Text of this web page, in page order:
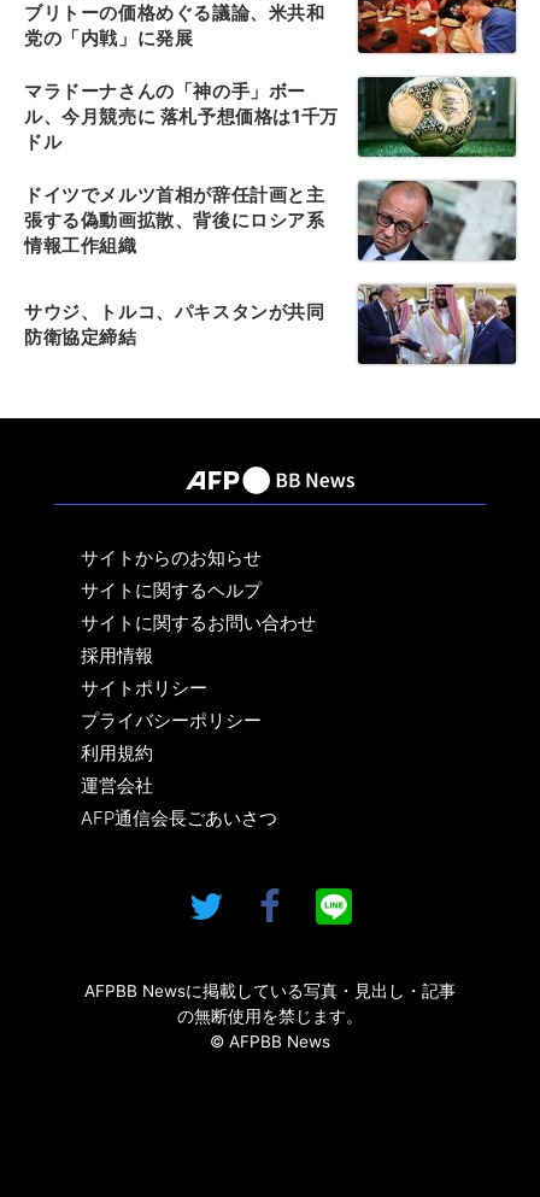
ブリトーの価格めぐる議論、米共和
党の「内戦」に発展
マラドーナさんの「神の手」ボー
ル、今月競売に 落札予想価格は1千万
ドル
ドイツでメルツ首相が辞任計画と主
張する偽動画拡散、背後にロシア系
情報工作組織
サウジ、トルコ、パキスタンが共同
防衛協定締結
サイトからのお知らせ
サイトに関するヘルプ
サイトに関するお問い合わせ
採用情報
サイトポリシー
プライバシーポリシー
利用規約
運営会社
AFP通信会長ごあいさつ
AFPBB Newsに掲載している写真・見出し・記事
の無断使用を禁じます。
© AFPBB News